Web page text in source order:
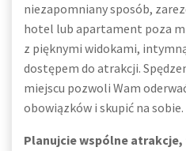
niezapomniany sposób,
hotel lub apartament poza
z pięknymi widokami,
dostępem do atrakcji.
miejscu pozwoli Wam
obowiązków i skupić na sobie.
Planujcie wspólne